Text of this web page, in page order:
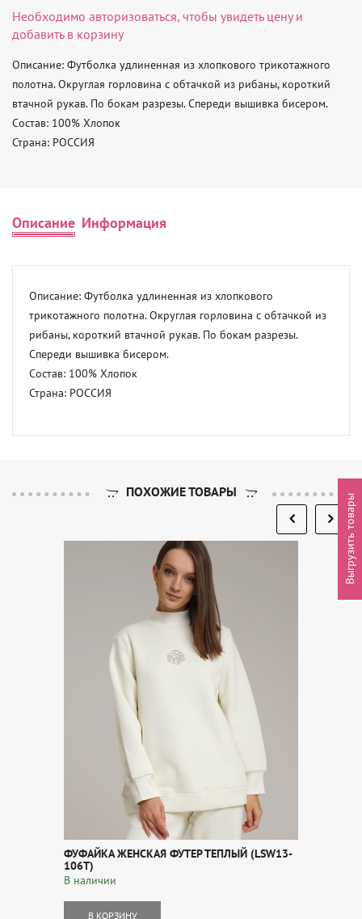
Необходимо авторизоваться, чтобы увидеть цену и
добавить в корзину
Описание: Футболка удлиненная из хлопкового трикотажного
полотна. Округлая горловина с обтачкой из рибаны, короткий
втачной рукав. По бокам разрезы. Спереди вышивка бисером.
Состав: 100% Хлопок
Страна: РОССИЯ
Описание Информация
Описание: Футболка удлиненная из хлопкового
трикотажного полотна. Округлая горловина с обтачкой из
рибаны, короткий втачной рукав. По бокам разрезы.
Спереди вышивка бисером.
Состав: 100% Хлопок
Страна: РОССИЯ
ПОХОЖИЕ ТОВАРЫ
ФУФАЙКА ЖЕНСКАЯ ФУТЕР ТЕПЛЫЙ (LSW13-
106Т)
В наличии
В КОРЗИНУ
Выгрузить товары